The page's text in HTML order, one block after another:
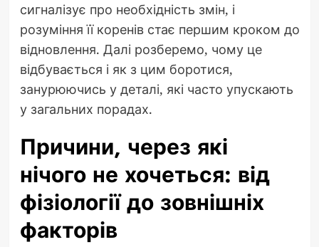
сигналізує про необхідність змін, і
розуміння її коренів стає першим кроком до
відновлення. Далі розберемо, чому це
відбувається і як з цим боротися,
занурюючись у деталі, які часто упускають
у загальних порадах.
Причини, через які
нічого не хочеться: від
фізіології до зовнішніх
факторів